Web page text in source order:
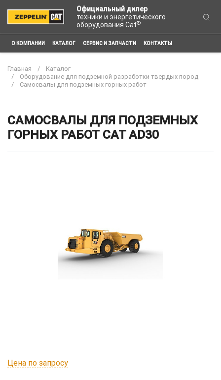
Официальный дилер
техники и энергетического
оборудования Cat®
О КОМПАНИИ КАТАЛОГ СЕРВИС И ЗАПЧАСТИ КОНТАКТЫ
Главная
Каталог
Оборудование для подземной разработки твердых пород
Самосвалы для подземных горных работ
САМОСВАЛЫ ДЛЯ ПОДЗЕМНЫХ
ГОРНЫХ РАБОТ CAT AD30
Цена по запросу